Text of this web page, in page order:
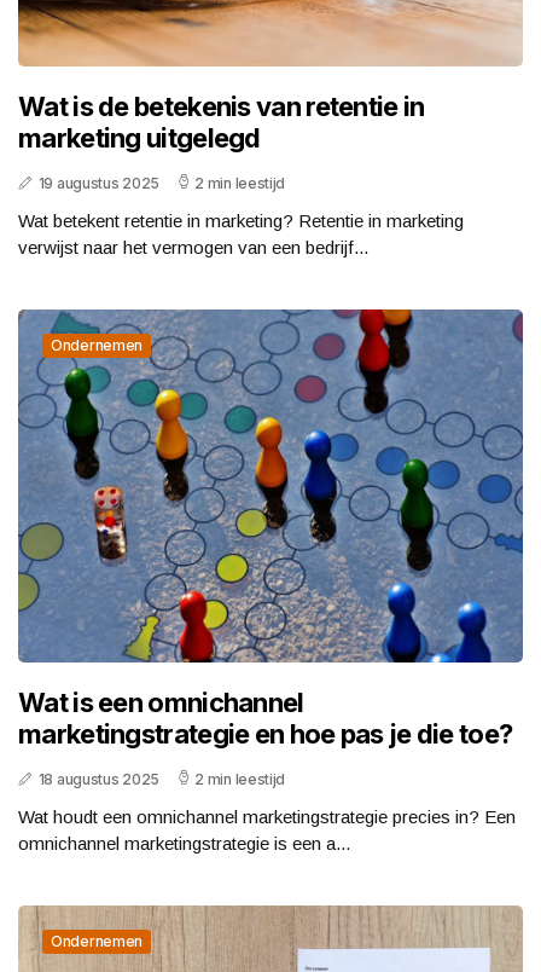
Wat is de betekenis van retentie in
marketing uitgelegd
19 augustus 2025 2 min leestijd
Wat betekent retentie in marketing? Retentie in marketing
verwijst naar het vermogen van een bedrijf...
Ondernemen
Wat is een omnichannel
marketingstrategie en hoe pas je die toe?
18 augustus 2025 2 min leestijd
Wat houdt een omnichannel marketingstrategie precies in? Een
omnichannel marketingstrategie is een a...
Ondernemen